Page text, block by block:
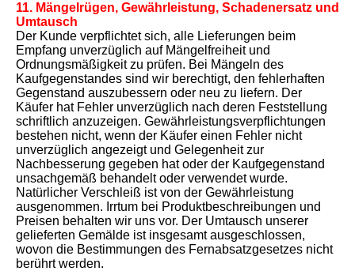
11. Mängelrügen, Gewährleistung, Schadenersatz und
Umtausch
Der Kunde verpflichtet sich, alle Lieferungen beim
Empfang unverzüglich auf Mängelfreiheit und
Ordnungsmäßigkeit zu prüfen. Bei Mängeln des
Kaufgegenstandes sind wir berechtigt, den fehlerhaften
Gegenstand auszubessern oder neu zu liefern. Der
Käufer hat Fehler unverzüglich nach deren Feststellung
schriftlich anzuzeigen. Gewährleistungsverpflichtungen
bestehen nicht, wenn der Käufer einen Fehler nicht
unverzüglich angezeigt und Gelegenheit zur
Nachbesserung gegeben hat oder der Kaufgegenstand
unsachgemäß behandelt oder verwendet wurde.
Natürlicher Verschleiß ist von der Gewährleistung
ausgenommen. Irrtum bei Produktbeschreibungen und
Preisen behalten wir uns vor. Der Umtausch unserer
gelieferten Gemälde ist insgesamt ausgeschlossen,
wovon die Bestimmungen des Fernabsatzgesetzes nicht
berührt werden.